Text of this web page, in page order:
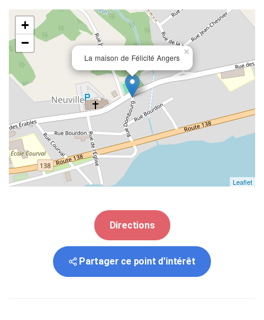
La maison de Félicité Angers
×
+
−
Leaflet
Directions
Partager ce point d'intérêt